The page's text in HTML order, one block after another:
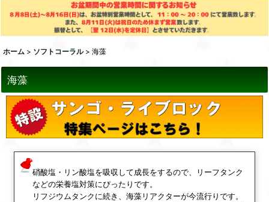
ホーム > ソフトコーラル > 海藻
海藻
硝酸塩・リン酸塩を吸収して成長をするので、リーフタンク
などの栄養塩対策にぴったりです。
リフジウムタンクに続き、海藻リアクターが今流行りです。